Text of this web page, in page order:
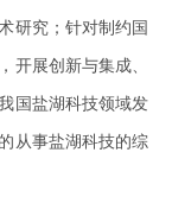
研究；针对制约国
开展创新与集成、
国盐湖科技领域发
从事盐湖科技的综